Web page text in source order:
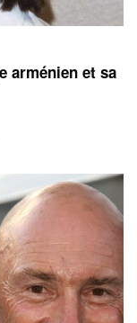
arménien et sa